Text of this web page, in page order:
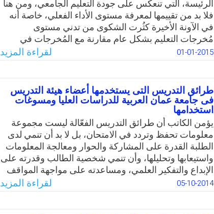
WhatsApp
Facebook
Twitter
Email
الرئيسة، التي تنعكس على جودة التعليم الجامعي، ومن هنا
فلا بد من تقييمها لمعرفة مستوى الأداء الفعلي، خاصة أنه
في الآونة الأخيرة كثُرت الشكوى من تدني مستوى
مُخرجات التعليم بشكل عام مقارنة مع المُخرجات في
فترات زمنية سابقة، وما دامت النظرة إلى عضو هيئة
التدريس في الجامعة على أنه أهم مُدخلاتها، وعليه يتوقف
تميّز الجامعة وتحقيقها لأهدافها المنشودة، وللوقوف على
مدى فاعليته؛ فإن خير من يقيمه هو محور العملية التربوية،
المستفيد الأول الطالب الذي يتعلم على يديه، ويتفاعل معه.
WhatsApp
Facebook
Twitter
Email
01-01-2015 لقراءة المزيد
طرائق التدريس التى يستخدمها أعضاء هيئة التدريس
فى جامعة عمان العربية للدراسات العليا ومسوغات
استخدامها
يؤمن الكاتب أن طرائق التدريس الفعّالة ليست مجموعة
معلومات تحفظ وتردد في الامتحان، بل لا بد أن تنمي لدى
الطلبة القدرة على المشاركة والحوار ومعالجة المعلومات
واستيعابها وتحليلها، وأن تنمي شخصية الطالب وقدرته على
الإبداع والتفكير العلمي، ومساعدته على مواجهة المواقف
الصعبة التي تعترضه من خلال تعويده على التحدث
والتخاطب والتحاور مع الآخرين بأسلوب علمي وتربوي. من
ناحية ثانية بينت نتائج الدراسات التي تناولت طرائق
05-10-2014 لقراءة المزيد